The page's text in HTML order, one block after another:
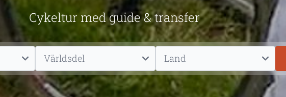
Cykeltur med guide & transfer